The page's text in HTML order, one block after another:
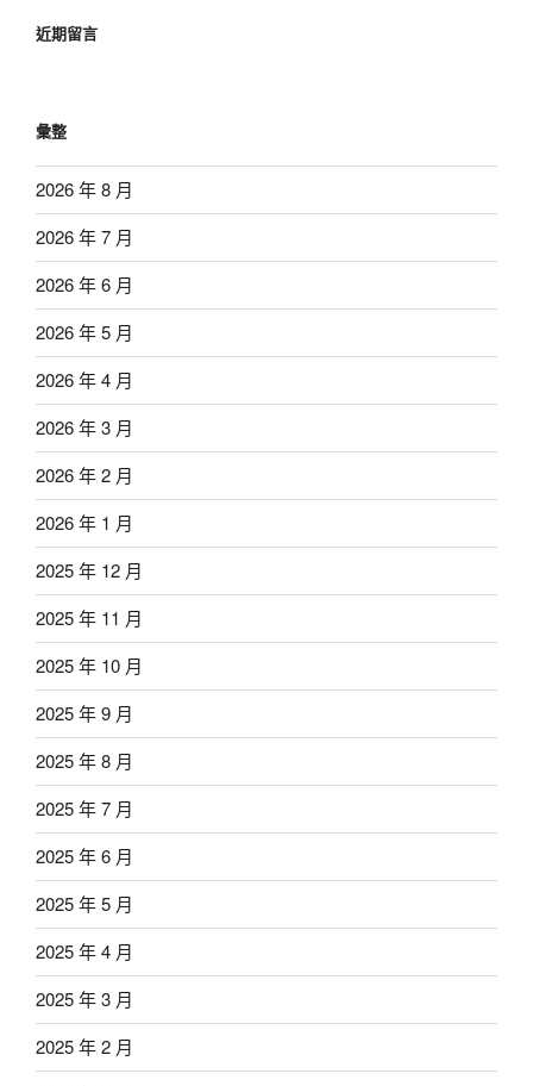
近期留言
彙整
2026 年 8 月
2026 年 7 月
2026 年 6 月
2026 年 5 月
2026 年 4 月
2026 年 3 月
2026 年 2 月
2026 年 1 月
2025 年 12 月
2025 年 11 月
2025 年 10 月
2025 年 9 月
2025 年 8 月
2025 年 7 月
2025 年 6 月
2025 年 5 月
2025 年 4 月
2025 年 3 月
2025 年 2 月